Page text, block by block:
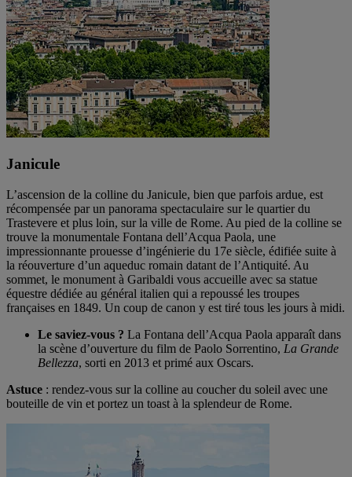
Janicule
L’ascension de la colline du Janicule, bien que parfois ardue, est
récompensée par un panorama spectaculaire sur le quartier du
Trastevere et plus loin, sur la ville de Rome. Au pied de la colline se
trouve la monumentale Fontana dell’Acqua Paola, une
impressionnante prouesse d’ingénierie du 17e siècle, édifiée suite à
la réouverture d’un aqueduc romain datant de l’Antiquité. Au
sommet, le monument à Garibaldi vous accueille avec sa statue
équestre dédiée au général italien qui a repoussé les troupes
françaises en 1849. Un coup de canon y est tiré tous les jours à midi.
Le saviez-vous ? La Fontana dell’Acqua Paola apparaît dans
la scène d’ouverture du film de Paolo Sorrentino, La Grande
Bellezza, sorti en 2013 et primé aux Oscars.
Astuce : rendez-vous sur la colline au coucher du soleil avec une
bouteille de vin et portez un toast à la splendeur de Rome.